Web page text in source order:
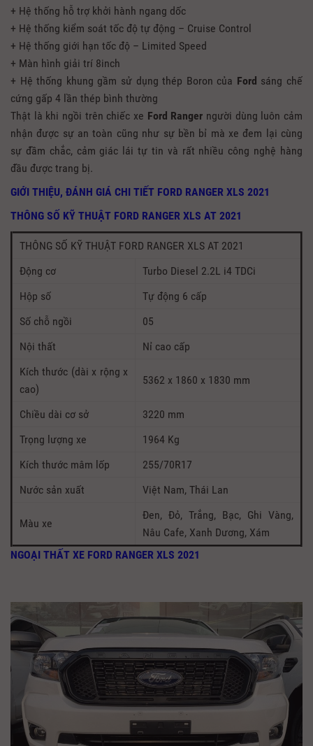
+ Hệ thống hỗ trợ khởi hành ngang dốc
+ Hệ thống kiểm soát tốc độ tự động – Cruise Control
+ Hệ thống giới hạn tốc độ – Limited Speed
+ Màn hình giải trí 8inch
+ Hệ thống khung gầm sử dụng thép Boron của Ford sáng chế
cứng gấp 4 lần thép bình thường
Thật là khi ngồi trên chiếc xe Ford Ranger người dùng luôn cảm
nhận được sự an toàn cũng như sự bền bỉ mà xe đem lại cùng
sự đầm chắc, cảm giác lái tự tin và rất nhiều công nghệ hàng
đầu được trang bị.
GIỚI THIỆU, ĐÁNH GIÁ CHI TIẾT FORD RANGER XLS 2021
THÔNG SỐ KỸ THUẬT FORD RANGER XLS AT 2021
THÔNG SỐ KỸ THUẬT FORD RANGER XLS AT 2021
Động cơ
Turbo Diesel 2.2L i4 TDCi
Hộp số
Tự động 6 cấp
Số chỗ ngồi
05
Nội thất
Nỉ cao cấp
Kích thước (dài x rộng x
cao)
5362 x 1860 x 1830 mm
Chiều dài cơ sở
3220 mm
Trọng lượng xe
1964 Kg
Kích thước mâm lốp
255/70R17
Nước sản xuất
Việt Nam, Thái Lan
Màu xe
Đen, Đỏ, Trắng, Bạc, Ghi Vàng,
Nâu Cafe, Xanh Dương, Xám
NGOẠI THẤT XE FORD RANGER XLS 2021